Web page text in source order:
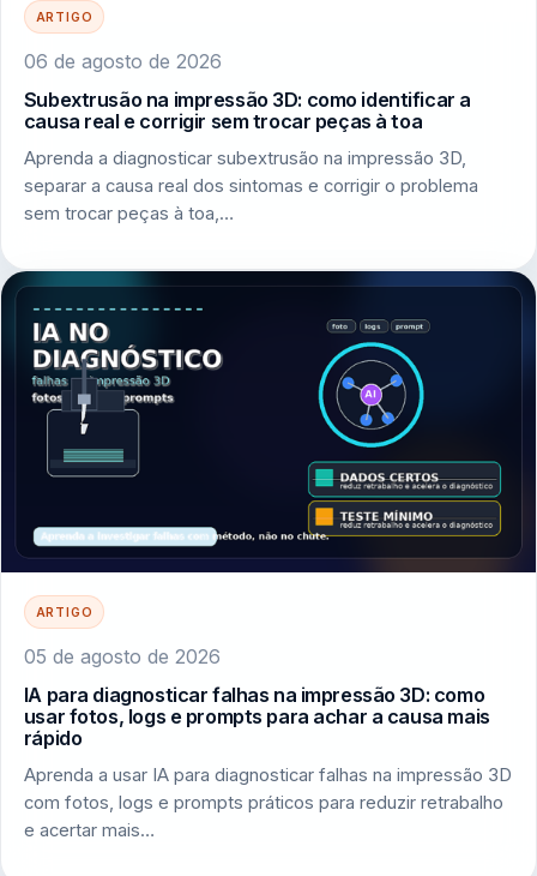
ARTIGO
06 de agosto de 2026
Subextrusão na impressão 3D: como identificar a
causa real e corrigir sem trocar peças à toa
Aprenda a diagnosticar subextrusão na impressão 3D,
separar a causa real dos sintomas e corrigir o problema
sem trocar peças à toa,…
ARTIGO
05 de agosto de 2026
IA para diagnosticar falhas na impressão 3D: como
usar fotos, logs e prompts para achar a causa mais
rápido
Aprenda a usar IA para diagnosticar falhas na impressão 3D
com fotos, logs e prompts práticos para reduzir retrabalho
e acertar mais…